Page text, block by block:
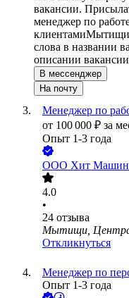
вакансии.
менеджер по
клиентамиМытищи
слова в названии
описании вакансии
В мессенджер
На почту
Менеджер по
от 100 000 ₽ за
Опыт 1-3 года
ООО Хит
4.0
•
24 отзыва
Мытищи,
Откликнуться
Менеджер по
Опыт 1-3 года